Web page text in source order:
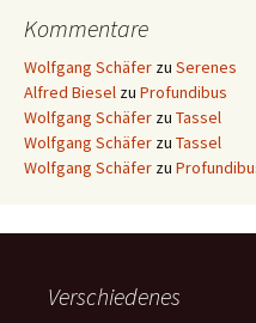
Kommentare
Wolfgang Schäfer zu Serenes
Alfred Biesel zu Profundibus
Wolfgang Schäfer zu Tassel
Wolfgang Schäfer zu Tassel
Wolfgang Schäfer zu
Verschiedenes